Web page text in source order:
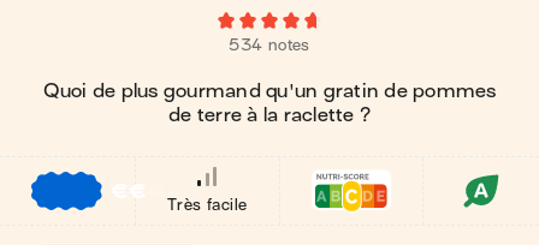
534 notes
Quoi de plus gourmand qu'un gratin de pommes
de terre à la raclette ?
€€
Très facile